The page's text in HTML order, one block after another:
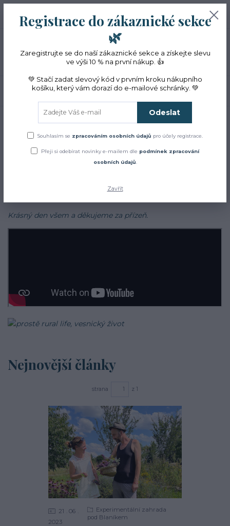
Menu
CZK
Hledat
(Po-Pá, 10-16 hod.)
0ks
0 Kč
Úvod
Blog
Zajímá Vás jak to u nás chodí?
Krásný den všem a děkujeme za přízeň.
Nejnovější články
strana z 1
21
06
2023
Experimentální zahrada
pod Blaníkem
Registrace do zákaznické sekce
🌿
Zaregistrujte se do naší zákaznické sekce a získejte slevu
ve výši 10 % na první nákup. 👍
💚 Stačí zadat slevový kód v prvním kroku nákupního
košíku, který vám dorazí do e-mailové schránky. 💚
Odeslat
Souhlasím se zpracováním osobních údajů pro účely registrace.
Přeji si odebírat novinky e-mailem dle podmínek zpracování
osobních údajů
Zavřít